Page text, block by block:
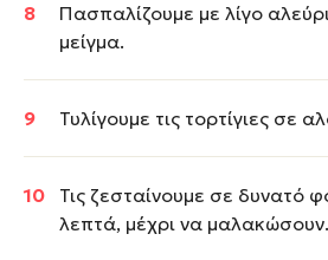
Πασπαλίζουμε με λίγο
μείγμα.
Τυλίγουμε τις τορτίγιες σε
Τις ζεσταίνουμε σε δυνατό
λεπτά, μέχρι να μαλακώσουν.